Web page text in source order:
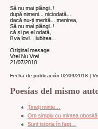
Să nu mai plângi..!
după nimeni... niciodată...
dacă nu-ți merită... menirea,
Să nu mai plângi..!
că și pe el odată,
îl va lovi... iubirea...
Original mesage
Vrei Nu Vrei
21/07/2018
Fecha de publicación 02/09/2018 |
Poesías del mismo
Țineți minte…
Om simplu cu mintea
Sunt istoria în fapt…